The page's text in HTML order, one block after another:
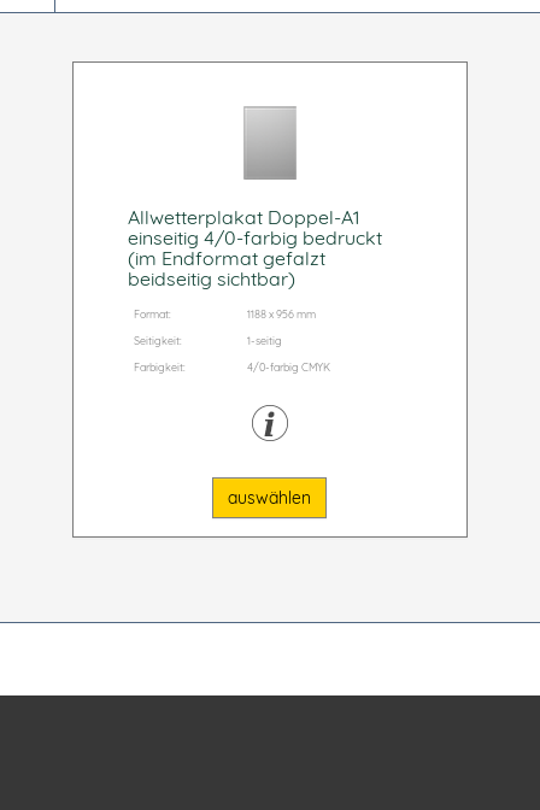
Allwetterplakat Doppel-A1
einseitig 4/0-farbig bedruckt
(im Endformat gefalzt
beidseitig sichtbar)
Format:
1188 x 956 mm
Seitigkeit:
1-seitig
Farbigkeit:
4/0-farbig CMYK
auswählen